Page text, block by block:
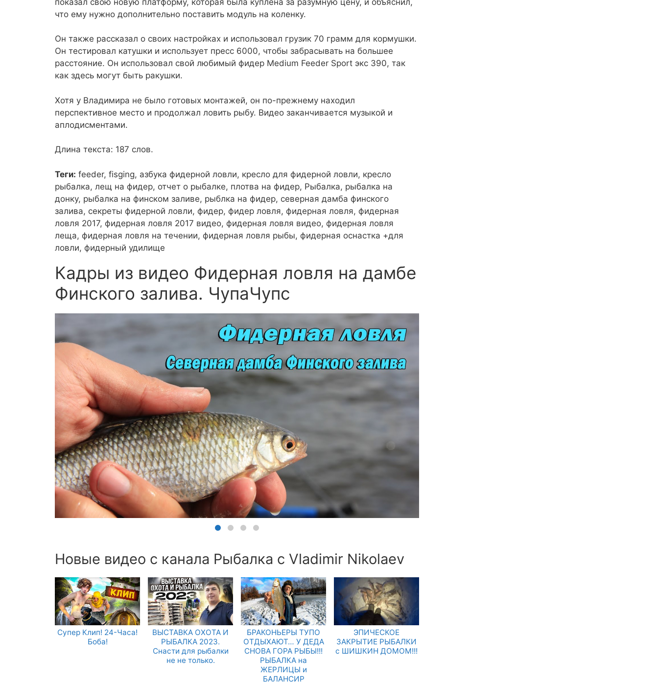
что ему нужно дополнительно поставить модуль на коленку.
Он также рассказал о своих настройках и использовал грузик 70 грамм для кормушки.
Он тестировал катушки и использует пресс 6000, чтобы забрасывать на большее
расстояние. Он использовал свой любимый фидер Medium Feeder Sport экс 390, так
как здесь могут быть ракушки.
Хотя у Владимира не было готовых монтажей, он по-прежнему находил
перспективное место и продолжал ловить рыбу. Видео заканчивается музыкой и
аплодисментами.
Длина текста: 187 слов.
Теги: feeder, fisging, азбука фидерной ловли, кресло для фидерной ловли, кресло
рыбалка, лещ на фидер, отчет о рыбалке, плотва на фидер, Рыбалка, рыбалка на
донку, рыбалка на финском заливе, рыблка на фидер, северная дамба финского
залива, секреты фидерной ловли, фидер, фидер ловля, фидерная ловля, фидерная
ловля 2017, фидерная ловля 2017 видео, фидерная ловля видео, фидерная ловля
леща, фидерная ловля на течении, фидерная ловля рыбы, фидерная оснастка +для
ловли, фидерный удилище
Кадры из видео Фидерная ловля на дамбе
Финского залива. ЧупаЧупс
Новые видео с канала Рыбалка с Vladimir Nikolaev
Супер Клип! 24-Часа!
Боба!
ВЫСТАВКА ОХОТА И
РЫБАЛКА 2023.
Снасти для рыбалки
не не только.
БРАКОНЬЕРЫ ТУПО
ОТДЫХАЮТ… У ДЕДА
СНОВА ГОРА РЫБЫ!!!
РЫБАЛКА на
ЖЕРЛИЦЫ и
БАЛАНСИР
ЭПИЧЕСКОЕ
ЗАКРЫТИЕ РЫБАЛКИ
с ШИШКИН ДОМОМ!!!